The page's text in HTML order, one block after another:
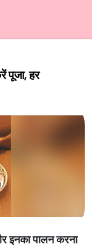
पूजा, हर
इनका पालन करना